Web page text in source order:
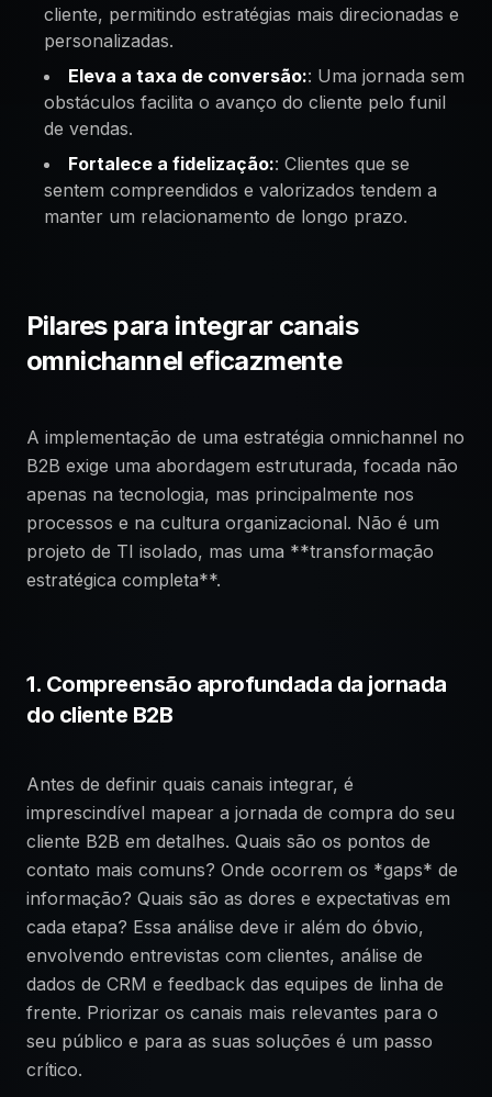
cliente, permitindo estratégias mais direcionadas e
personalizadas.
Eleva a taxa de conversão:: Uma jornada sem
obstáculos facilita o avanço do cliente pelo funil
de vendas.
Fortalece a fidelização:: Clientes que se
sentem compreendidos e valorizados tendem a
manter um relacionamento de longo prazo.
Pilares para integrar canais
omnichannel eficazmente
A implementação de uma estratégia omnichannel no
B2B exige uma abordagem estruturada, focada não
apenas na tecnologia, mas principalmente nos
processos e na cultura organizacional. Não é um
projeto de TI isolado, mas uma **transformação
estratégica completa**.
1. Compreensão aprofundada da jornada
do cliente B2B
Antes de definir quais canais integrar, é
imprescindível mapear a jornada de compra do seu
cliente B2B em detalhes. Quais são os pontos de
contato mais comuns? Onde ocorrem os *gaps* de
informação? Quais são as dores e expectativas em
cada etapa? Essa análise deve ir além do óbvio,
envolvendo entrevistas com clientes, análise de
dados de CRM e feedback das equipes de linha de
frente. Priorizar os canais mais relevantes para o
seu público e para as suas soluções é um passo
crítico.